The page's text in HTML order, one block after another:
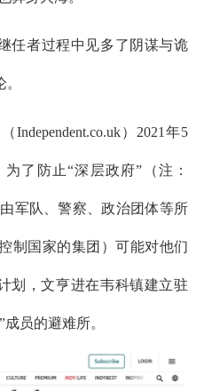
任者过程中见多了阴谋与诡
）2021年5
了防止“深层政府”（注：
军队、警察、政治团体等所
制国家的集团）可能对他们
划，文亨进在韦科镇建立驻
员的避难所。